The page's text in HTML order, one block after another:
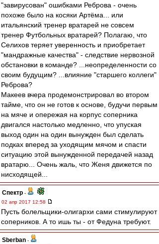
"завирусован" ошибками Реброва - очень
похоже было на косяки Артёма... или
итальянский тренер вратарей не совсем
тренер Футбольных вратарей? Полагаю, что
Селихов теряет уверенность и приобретает
"мандражные качества" - следствие нервозной
обстановки в команде? ...неопределенности со
своим будущим? ...влияние "старшего коллеги"
Реброва?
Макеев вчера продемонстрировал во втором
тайме, что он не готов к основе, будучи первым
на мяче и опережая на корпус соперника
двигался настолько медленно, что упуская
выход один на один вынужден был сделать
подках вперед за уходящим мячом и спасти
ситуацию этой вынужденной передачей назад
вратарю... Очень жаль, что Женя движется по
нисходящей...
Спектр -
02 апр 2017 12:58
Пусть болельщики-олигархи сами стимулируют
соперников. А то ишь ты - от Федуна требуют.
Sberban -